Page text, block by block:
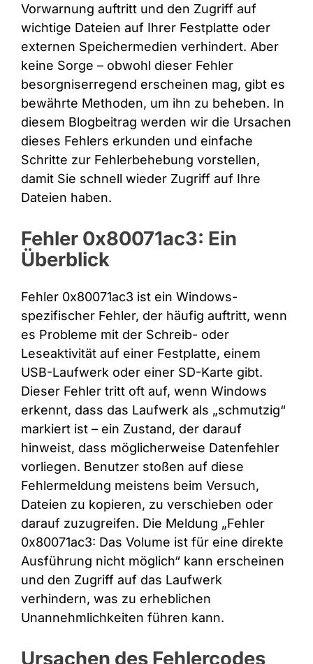
Vorwarnung auftritt und den Zugriff auf
wichtige Dateien auf Ihrer Festplatte oder
externen Speichermedien verhindert. Aber
keine Sorge – obwohl dieser Fehler
besorgniserregend erscheinen mag, gibt es
bewährte Methoden, um ihn zu beheben. In
diesem Blogbeitrag werden wir die Ursachen
dieses Fehlers erkunden und einfache
Schritte zur Fehlerbehebung vorstellen,
damit Sie schnell wieder Zugriff auf Ihre
Dateien haben.
Fehler 0x80071ac3: Ein
Überblick
Fehler 0x80071ac3 ist ein Windows-
spezifischer Fehler, der häufig auftritt, wenn
es Probleme mit der Schreib- oder
Leseaktivität auf einer Festplatte, einem
USB-Laufwerk oder einer SD-Karte gibt.
Dieser Fehler tritt oft auf, wenn Windows
erkennt, dass das Laufwerk als „schmutzig“
markiert ist – ein Zustand, der darauf
hinweist, dass möglicherweise Datenfehler
vorliegen. Benutzer stoßen auf diese
Fehlermeldung meistens beim Versuch,
Dateien zu kopieren, zu verschieben oder
darauf zuzugreifen. Die Meldung „Fehler
0x80071ac3: Das Volume ist für eine direkte
Ausführung nicht möglich“ kann erscheinen
und den Zugriff auf das Laufwerk
verhindern, was zu erheblichen
Unannehmlichkeiten führen kann.
Ursachen des Fehlercodes